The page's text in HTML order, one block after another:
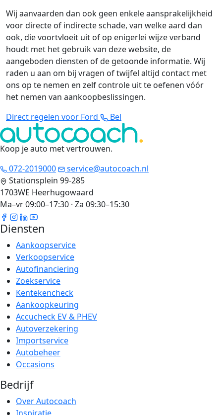
Wij aanvaarden dan ook geen enkele aansprakelijkheid
voor directe of indirecte schade, van welke aard dan
ook, die voortvloeit uit of op enigerlei wijze verband
houdt met het gebruik van deze website, de
aangeboden diensten of de getoonde informatie. Wij
raden u aan om bij vragen of twijfel altijd contact met
ons op te nemen en zelf controle uit te oefenen vóór
het nemen van aankoopbeslissingen.
Direct regelen voor Ford
Bel
Koop je auto met vertrouwen.
072-2019000
service@autocoach.nl
Stationsplein 99-285
1703WE Heerhugowaard
Ma–vr 09:00–17:30 · Za 09:30–15:30
Diensten
Aankoopservice
Verkoopservice
Autofinanciering
Zoekservice
Kentekencheck
Aankoopkeuring
Accucheck EV & PHEV
Autoverzekering
Importservice
Autobeheer
Occasions
Bedrijf
Over Autocoach